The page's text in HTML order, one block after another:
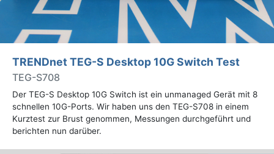
TRENDnet TEG-S Desktop 10G Switch Test
TEG-S708
Der TEG-S Desktop 10G Switch ist ein unmanaged Gerät mit 8
schnellen 10G-Ports. Wir haben uns den TEG-S708 in einem
Kurztest zur Brust genommen, Messungen durchgeführt und
berichten nun darüber.